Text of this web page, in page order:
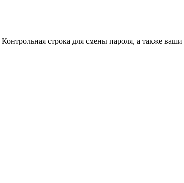
Контрольная строка для смены пароля, а также